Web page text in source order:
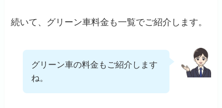
続いて、グリーン車料金も一覧でご紹介します。
グリーン車の料金もご紹介します
ね。